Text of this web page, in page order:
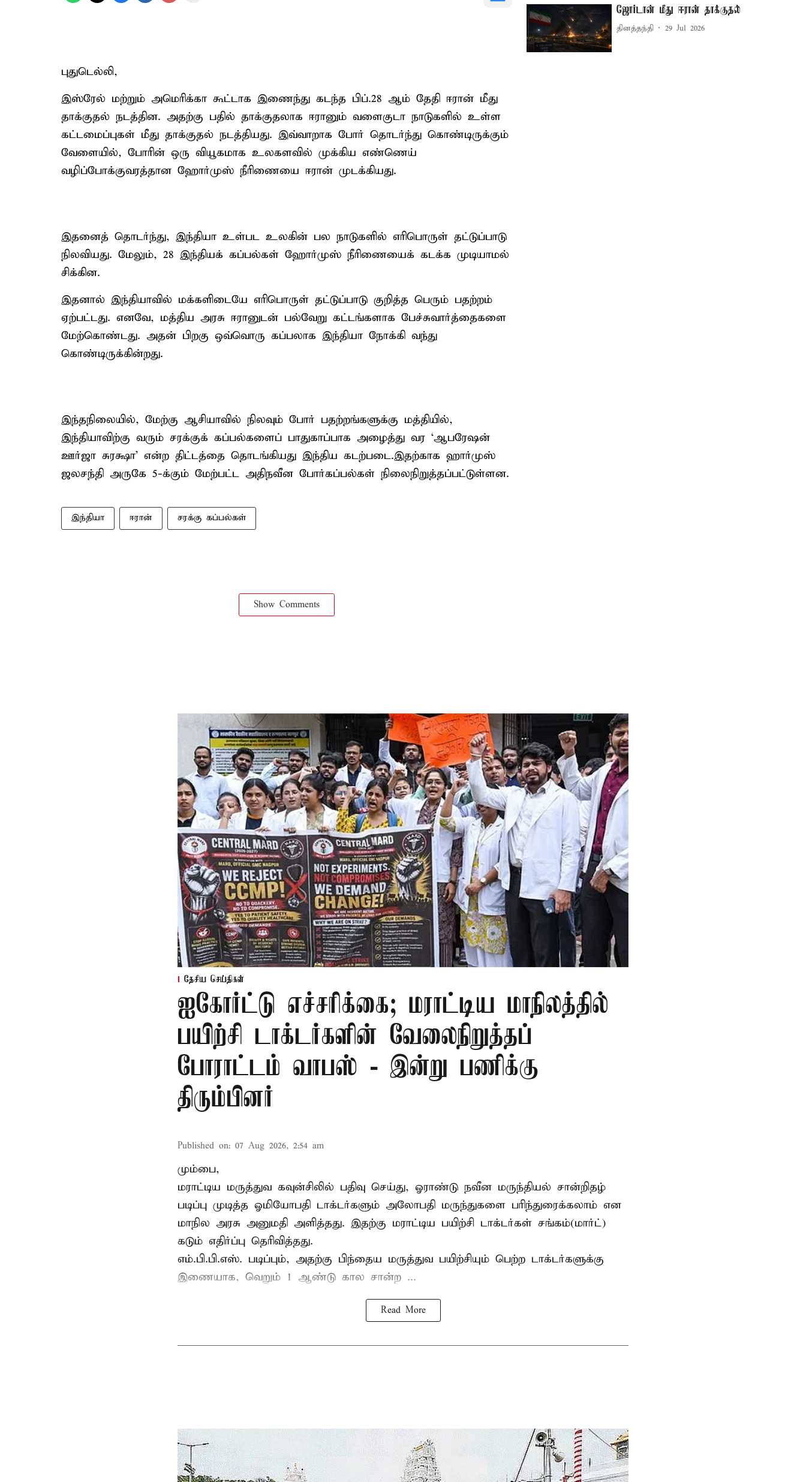
புதுடெல்லி,
இஸ்ரேல் மற்றும் அமெரிக்கா கூட்டாக இணைந்து கடந்த பிப்.28 ஆம் தேதி ஈரான் மீது
தாக்குதல் நடத்தின. அதற்கு பதில் தாக்குதலாக ஈரானும் வளைகுடா நாடுகளில் உள்ள
கட்டமைப்புகள் மீது தாக்குதல் நடத்தியது. இவ்வாறாக போர் தொடர்ந்து கொண்டிருக்கும்
வேளையில், போரின் ஒரு வியூகமாக உலகளவில் முக்கிய எண்ணெய்
வழிப்போக்குவரத்தான ஹோர்முஸ் நீரிணையை ஈரான் முடக்கியது.
இதனைத் தொடர்ந்து, இந்தியா உள்பட உலகின் பல நாடுகளில் எரிபொருள் தட்டுப்பாடு
நிலவியது. மேலும், 28 இந்தியக் கப்பல்கள் ஹோர்முஸ் நீரிணையைக் கடக்க முடியாமல்
சிக்கின.
இதனால் இந்தியாவில் மக்களிடையே எரிபொருள் தட்டுப்பாடு குறித்த பெரும் பதற்றம்
ஏற்பட்டது. எனவே, மத்திய அரசு ஈரானுடன் பல்வேறு கட்டங்களாக பேச்சுவார்த்தைகளை
மேற்கொண்டது. அதன் பிறகு ஒவ்வொரு கப்பலாக இந்தியா நோக்கி வந்து
கொண்டிருக்கின்றது.
இந்தநிலையில், மேற்கு ஆசியாவில் நிலவும் போர் பதற்றங்களுக்கு மத்தியில்,
இந்தியாவிற்கு வரும் சரக்குக் கப்பல்களைப் பாதுகாப்பாக அழைத்து வர ‘ஆபரேஷன்
ஊர்ஜா சுரக்ஷா’ என்ற திட்டத்தை தொடங்கியது இந்திய கடற்படை.இதற்காக ஹார்முஸ்
ஜலசந்தி அருகே 5-க்கும் மேற்பட்ட அதிநவீன போர்கப்பல்கள் நிலைநிறுத்தப்பட்டுள்ளன.
இந்தியா ஈரான் சரக்கு கப்பல்கள்
Show Comments
ஜோர்டான் மீது ஈரான் தாக்குதல்
தினத்தந்தி 29 Jul 2026
தேசிய செய்திகள்
ஐகோர்ட்டு எச்சரிக்கை; மராட்டிய மாநிலத்தில்
பயிற்சி டாக்டர்களின் வேலைநிறுத்தப்
போராட்டம் வாபஸ் - இன்று பணிக்கு
திரும்பினர்
Published on: 07 Aug 2026, 2:54 am
மும்பை,
மராட்டிய மருத்துவ கவுன்சிலில் பதிவு செய்து, ஓராண்டு நவீன மருந்தியல் சான்றிதழ்
படிப்பு முடித்த ஓமியோபதி டாக்டர்களும் அலோபதி மருந்துகளை பரிந்துரைக்கலாம் என
மாநில அரசு அனுமதி அளித்தது. இதற்கு மராட்டிய பயிற்சி டாக்டர்கள் சங்கம்(மார்ட்)
கடும் எதிர்ப்பு தெரிவித்தது.
எம்.பி.பி.எஸ். படிப்பும், அதற்கு பிந்தைய மருத்துவ பயிற்சியும் பெற்ற டாக்டர்களுக்கு
இணையாக, வெறும் 1 ஆண்டு கால சான்ற ...
Read More